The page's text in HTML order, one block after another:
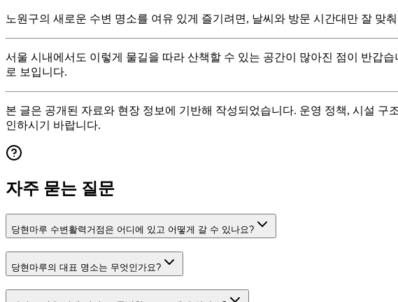
노원구의 새로운 수변 명소를 여유 있게 즐기려면, 날씨와 방문 시간대만 잘 맞
서울 시내에서도 이렇게 물길을 따라 산책할 수 있는 공간이 많아진 점이 반갑
로 보입니다.
본 글은 공개된 자료와 현장 정보에 기반해 작성되었습니다. 운영 정책, 시설
인하시기 바랍니다.
자주 묻는 질문
당현마루 수변활력거점은 어디에 있고 어떻게 갈 수 있나요?
당현마루의 대표 명소는 무엇인가요?